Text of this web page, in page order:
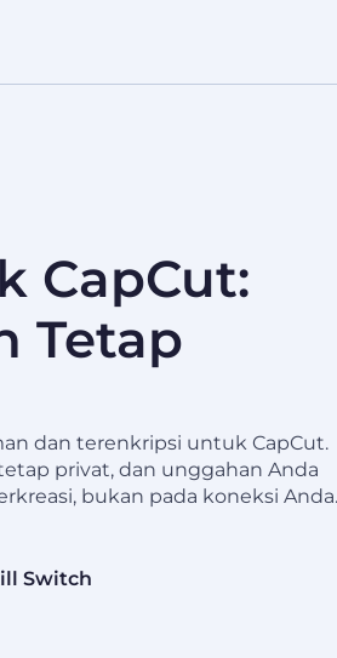
CapCut:
Tetap
dan terenkripsi untuk CapCut.
privat, dan unggahan Anda
bukan pada koneksi Anda.
Switch